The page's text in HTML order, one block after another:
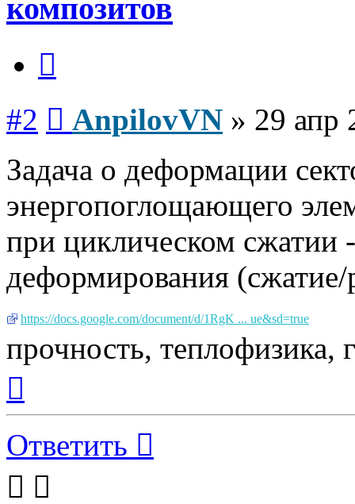
композитов
#2 AnpilovVN » 29 апр
Задача о деформации
энергопоглощающего
при циклическом сжатии
деформирования
https://docs.google.com/document/d/1RgK ... ue&sd=true
прочность, теплофизика,
началу
Ответить